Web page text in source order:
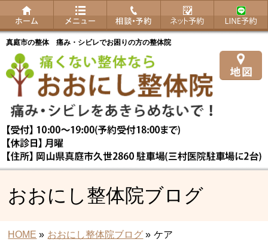
真庭市の整体 痛み・シビレでお困りの方の整体院
おおにし整体院ブログ
HOME » おおにし整体院ブログ » ケア